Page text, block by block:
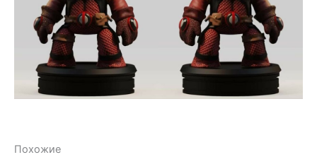
Похожие